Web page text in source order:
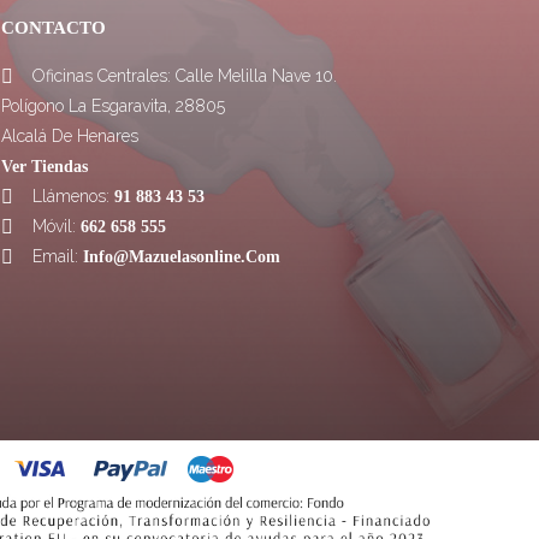
CONTACTO

Oficinas Centrales: Calle Melilla Nave 10.
Polígono La Esgaravita, 28805
Alcalá De Henares
Ver Tiendas
 Llámenos: 91 883 43 53
 Móvil: 662 658 555
 Email: Info@mazuelasonline.com
OPINIONES
CLIENTES